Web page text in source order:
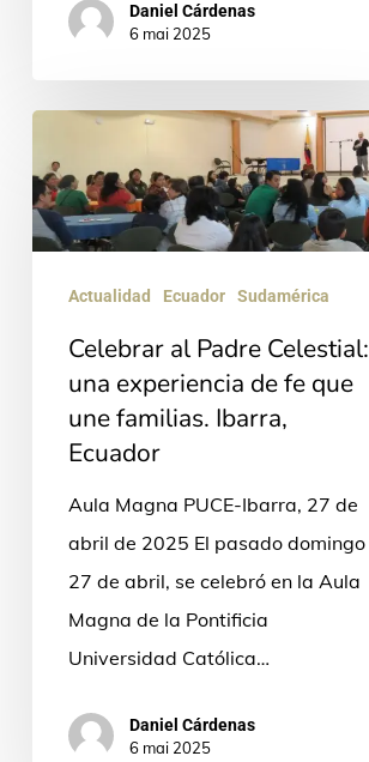
Daniel Cárdenas
6 mai 2025
Celebrar
al
Padre
Celestial:
familias.
Ibarra,
Ecuador
Actualidad Ecuador Sudamérica
Celebrar al Padre Celestial:
una experiencia de fe que
une familias. Ibarra,
Ecuador
Aula Magna PUCE-Ibarra, 27 de
abril de 2025 El pasado domingo
27 de abril, se celebró en la Aula
Magna de la Pontificia
Universidad Católica…
Daniel Cárdenas
6 mai 2025